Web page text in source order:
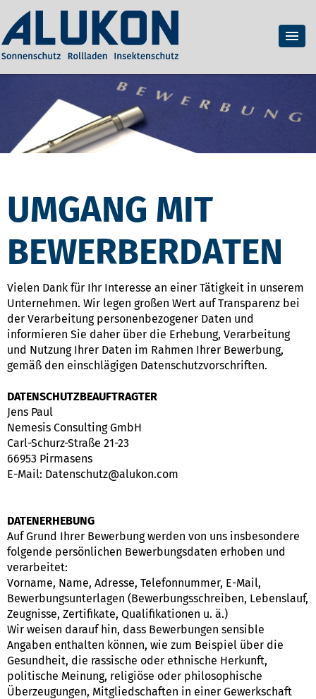
UMGANG MIT
BEWERBERDATEN
Vielen Dank für Ihr Interesse an einer Tätigkeit in unserem
Unternehmen. Wir legen großen Wert auf Transparenz bei
der Verarbeitung personenbezogener Daten und
informieren Sie daher über die Erhebung, Verarbeitung
und Nutzung Ihrer Daten im Rahmen Ihrer Bewerbung,
gemäß den einschlägigen Datenschutzvorschriften.
DATENSCHUTZBEAUFTRAGTER
Jens Paul
Nemesis Consulting GmbH
Carl-Schurz-Straße 21-23
66953 Pirmasens
E-Mail: Datenschutz@alukon.com
DATENERHEBUNG
Auf Grund Ihrer Bewerbung werden von uns insbesondere
folgende persönlichen Bewerbungsdaten erhoben und
verarbeitet:
Vorname, Name, Adresse, Telefonnummer, E-Mail,
Bewerbungsunterlagen (Bewerbungsschreiben, Lebenslauf,
Zeugnisse, Zertifikate, Qualifikationen u. ä.)
Wir weisen darauf hin, dass Bewerbungen sensible
Angaben enthalten können, wie zum Beispiel über die
Gesundheit, die rassische oder ethnische Herkunft,
politische Meinung, religiöse oder philosophische
Überzeugungen, Mitgliedschaften in einer Gewerkschaft